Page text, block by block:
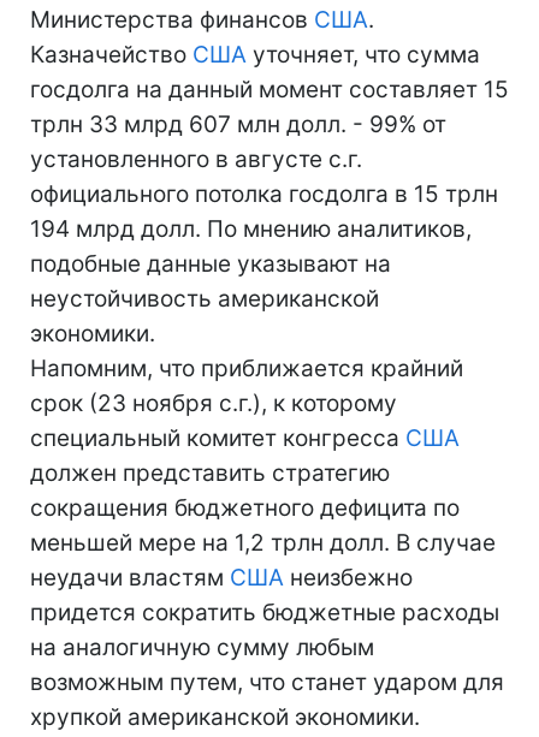
Министерства финансов США.
Казначейство США уточняет, что сумма
госдолга на данный момент составляет 15
трлн 33 млрд 607 млн долл. - 99% от
установленного в августе с.г.
официального потолка госдолга в 15 трлн
194 млрд долл. По мнению аналитиков,
подобные данные указывают на
неустойчивость американской
экономики.
Напомним, что приближается крайний
срок (23 ноября с.г.), к которому
специальный комитет конгресса США
должен представить стратегию
сокращения бюджетного дефицита по
меньшей мере на 1,2 трлн долл. В случае
неудачи властям США неизбежно
придется сократить бюджетные расходы
на аналогичную сумму любым
возможным путем, что станет ударом для
хрупкой американской экономики.